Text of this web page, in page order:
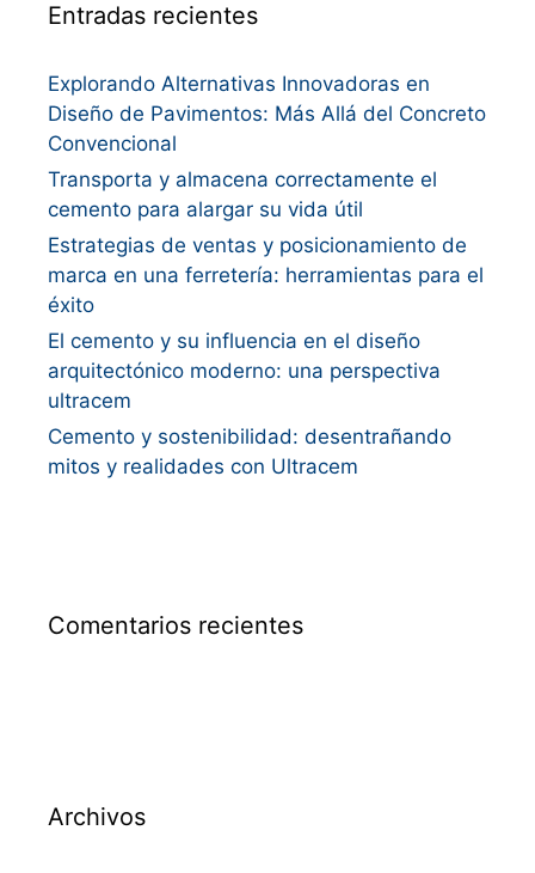
Entradas recientes
Explorando Alternativas Innovadoras en
Diseño de Pavimentos: Más Allá del Concreto
Convencional
Transporta y almacena correctamente el
cemento para alargar su vida útil
Estrategias de ventas y posicionamiento de
marca en una ferretería: herramientas para el
éxito
El cemento y su influencia en el diseño
arquitectónico moderno: una perspectiva
ultracem
Cemento y sostenibilidad: desentrañando
mitos y realidades con Ultracem
Comentarios recientes
Archivos